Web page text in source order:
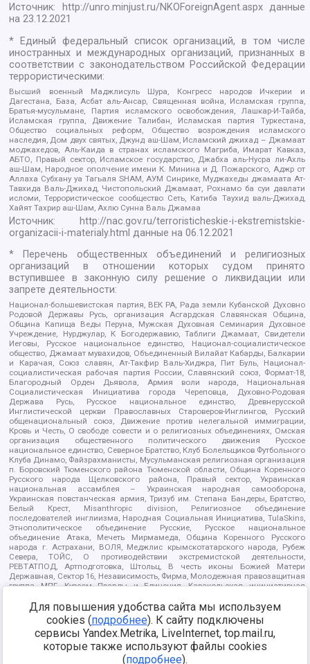
Источник: http://unro.minjust.ru/NKOForeignAgent.aspxданные
на23.12.2021
* Единый федеральный список организаций, в том числе
иностранных и международных организаций, признанных в
соответствии с законодательством Российской Федерации
террористическими:
Высший военный Маджлисуль Шура, Конгресс народов Ичкерии и
Дагестана, База, Асбат аль-Ансар, Священная война, Исламская группа,
Братья-мусульмане, Партия исламского освобождения, Лашкар-И-Тайба,
Исламская группа, Движение Талибан, Исламская партия Туркестана,
Общество социальных реформ, Общество возрождения исламского
наследия, Дом двух святых, Джунд аш-Шам, Исламский джихад – Джамаат
моджахедов, Аль-Каида в странах исламского Магриба, Имарат Кавказ,
АБТО, Правый сектор, Исламское государство, Джабха аль-Нусра ли-Ахль
аш-Шам, Народное ополчение имени К. Минина и Д. Пожарского, Аджр от
Аллаха Субхану уа Тагьаля SHAM, АУМ Синрике, Муджахеды джамаата Ат-
Тавхида Валь-Джихад, Чистопольский Джамаат, Рохнамо ба суи давлати
исломи, Террористическое сообщество Сеть, Катиба Таухид валь-Джихад,
Хайят Тахрир аш-Шам, Ахлю Сунна Валь Джамаа
Источник:
http://nac.gov.ru/terroristicheskie-i-ekstremistskie-
organizacii-i-materialy.html данные на06.12.2021
* Перечень общественных объединений и религиозных
организаций в отношении которых судом принято
вступившее в законную силу решение о ликвидации или
запрете деятельности:
Национал-большевистская партия, ВЕК РА, Рада земли Кубанской Духовно
Родовой Державы Русь, организация Асгардская Славянская Община,
Община Капища Веды Перуна, Мужская Духовная Семинария Духовное
Учреждение, Нурджулар, К Богодержавию, Таблиги Джамаат, Свидетели
Иеговы, Русское национальное единство, Национал-социалистическое
общество, Джамаат мувахидов, Объединенный Вилайат Кабарды, Балкарии
и Карачая, Союз славян, Ат-Такфир Валь-Хиджра, Пит Буль, Национал-
социалистическая рабочая партия России, Славянский союз, Формат-18,
Благородный Орден Дьявола, Армия воли народа, Национальная
Социалистическая Инициатива города Череповца, Духовно-Родовая
Держава Русь, Русское национальное единство, Древнерусской
Инглистической церкви Православных Староверов-Инглингов, Русский
общенациональный союз, Движение против нелегальной иммиграции,
Кровь и Честь, О свободе совести и о религиозных объединениях, Омская
организация общественного политического движения Русское
национальное единство, Северное Братство, Клуб Болельщиков Футбольного
Клуба Динамо, Файзрахманисты, Мусульманская религиозная организация
п. Боровский Тюменского района Тюменской области, Община Коренного
Русского народа Щелковского района, Правый сектор, Украинская
национальная ассамблея – Украинская народная самооборона,
Украинская повстанческая армия, Тризуб им. Степана Бандеры, Братство,
Белый Крест, Misanthropic division, Религиозное объединение
последователей инглиизма, Народная Социальная Инициатива, TulaSkins,
Этнополитическое объединение Русские, Русское национальное
объединение Атака, Мечеть Мирмамеда, Община Коренного Русского
народа г. Астрахани, ВОЛЯ, Меджлис крымскотатарского народа, Рубеж
Севера, ТОЙС, О противодействии экстремистской деятельности,
РЕВТАТПОД, Артподготовка, Штольц, В честь иконы Божией Матери
Державная, Сектор 16, Независимость, Фирма, Молодежная правозащитная
группа МПГ, Курсом Правды и Единения, Каракольская инициативная
Благотворительный пансионат Ак Умут, Русская республика Русь,
Арестантское уголовное единство, Башкорт, Нация и свобода, W.H.С., Фалунь
Дафа, Иртыш Ultras, Русский Патриотический клуб-Новокузнецк/РПК,
Сибирский державный союз, Фонд борьбы с коррупцией, Фонд защиты прав
граждан, Штабы Навального, Совет граждан СССР Прикубанского округа г.
Для повышения удобства сайта мы используем
cookies (подробнее). К сайту подключены
сервисы Yandex.Metrika, LiveInternet, top.mail.ru,
которые также используют файлы cookies
(подробнее).